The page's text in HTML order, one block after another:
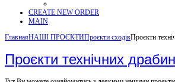
CREATE NEW ORDER
MAIN
ГлавнаяНАШІ ПРОЄКТИПроєкти сходівПроєкти
Проєкти технічних драбин